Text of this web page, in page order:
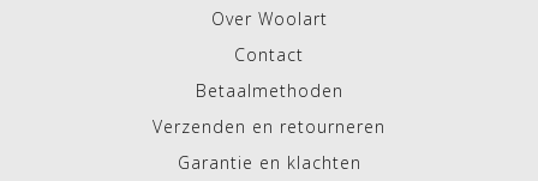
Over Woolart
Contact
Betaalmethoden
Verzenden en retourneren
Garantie en klachten